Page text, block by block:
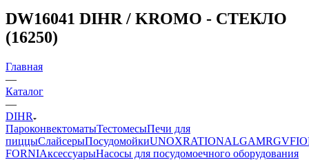
DW16041 DIHR / KROMO - СТЕКЛО
(16250)
Главная
—
Каталог
—
DIHR
ПароконвектоматыТестомесыПечи для
пиццыСлайсерыПосудомойкиUNOXRATIONALGAMRGV
FORNIАксессуарыНасосы для посудомоечного оборудования